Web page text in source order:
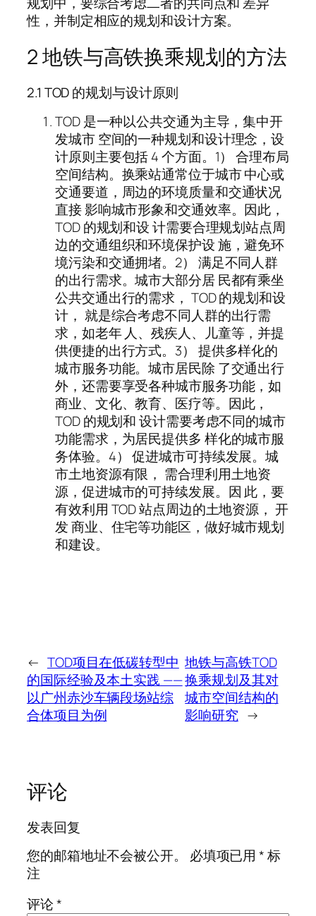
性，并制定相应的规划和设计方案。
2 地铁与高铁换乘规划的方法
2.1 TOD 的规划与设计原则
TOD 是一种以公共交通为主导，集中开
发城市 空间的一种规划和设计理念，设
计原则主要包括 4 个方面。1） 合理布局
空间结构。换乘站通常位于城市 中心或
交通要道，周边的环境质量和交通状况
直接 影响城市形象和交通效率。因此，
TOD 的规划和设 计需要合理规划站点周
边的交通组织和环境保护设 施，避免环
境污染和交通拥堵。2） 满足不同人群
的出行需求。城市大部分居 民都有乘坐
公共交通出行的需求， TOD 的规划和设
计， 就是综合考虑不同人群的出行需
求，如老年 人、残疾人、儿童等，并提
供便捷的出行方式。3） 提供多样化的
城市服务功能。城市居民除 了交通出行
外，还需要享受各种城市服务功能，如
商业、文化、教育、医疗等。因此，
TOD 的规划和 设计需要考虑不同的城市
功能需求，为居民提供多 样化的城市服
务体验。4） 促进城市可持续发展。城
市土地资源有限， 需合理利用土地资
源，促进城市的可持续发展。因 此，要
有效利用 TOD 站点周边的土地资源， 开
发 商业、住宅等功能区，做好城市规划
和建设。
← TOD项目在低碳转型中
的国际经验及本土实践 ——
以广州赤沙车辆段场站综
合体项目为例
地铁与高铁TOD
换乘规划及其对
城市空间结构的
影响研究 →
评论
发表回复
您的邮箱地址不会被公开。
必填项已用*标
注
评论*